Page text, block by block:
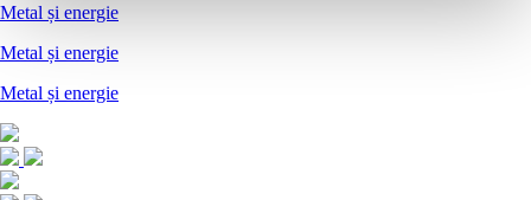
Metal și energie
Metal și energie
Metal și energie